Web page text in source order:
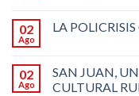
02
Ago
LA
02
Ago
SAN JUAN,
CULTURAL